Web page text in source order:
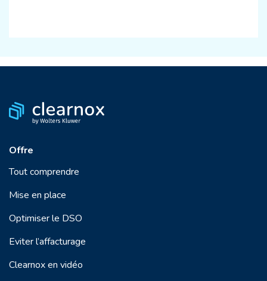
Offre
Tout comprendre
Mise en place
Optimiser le DSO
Eviter l’affacturage
Clearnox en vidéo